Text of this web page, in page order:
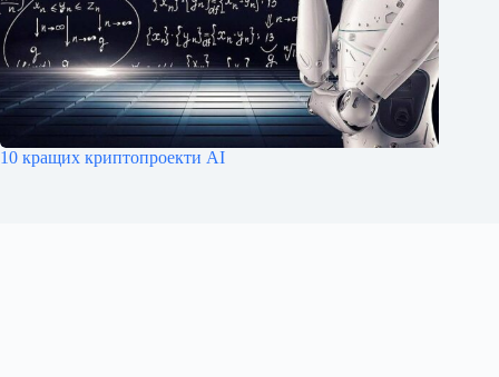
10 кращих криптопроекти AI